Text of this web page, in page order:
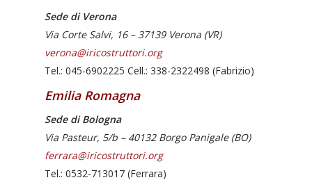
Sede di Verona
Via Corte Salvi, 16 – 37139 Verona (VR)
verona@iricostruttori.org
Tel.: 045-6902225 Cell.: 338-2322498 (Fabrizio)
Emilia Romagna
Sede di Bologna
Via Pasteur, 5/b – 40132 Borgo Panigale (BO)
ferrara@iricostruttori.org
Tel.: 0532-713017 (Ferrara)